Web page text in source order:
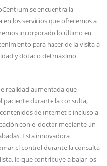
se encuentra la
en los servicios que ofrecemos a
incorporado lo último en
para hacer de la visita a
y dotado del máximo
realidad aumentada que
durante la consulta,
de Internet e incluso a
con el doctor mediante un
Esta innovadora
el control durante la consulta
lo que contribuye a bajar los